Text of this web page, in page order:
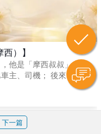
）】
他是「摩西叔叔」。
主、司機； 後來，他成
下一篇